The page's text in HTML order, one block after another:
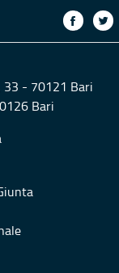
33 - 70121 Bari
Bari